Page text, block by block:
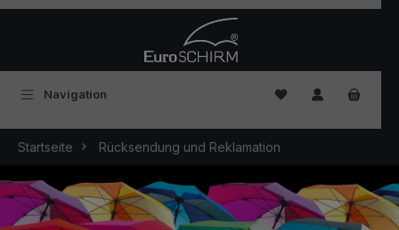
Navigation Du hast 0
Startseite Rücksendung und Reklamation